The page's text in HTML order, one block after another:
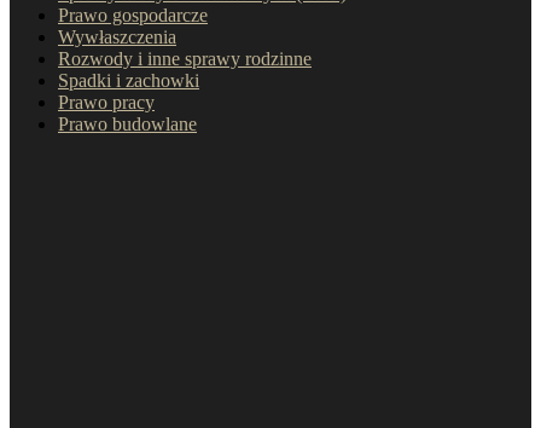
Prawo gospodarcze
Wywłaszczenia
Rozwody i inne sprawy rodzinne
Spadki i zachowki
Prawo pracy
Prawo budowlane